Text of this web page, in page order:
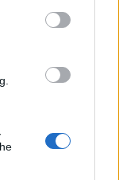
na
zysków ze
idzie w parze,
ustępstwa.